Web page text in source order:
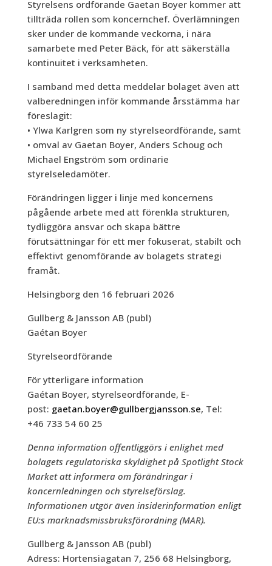
Styrelsens ordförande Gaetan Boyer kommer att
tillträda rollen som koncernchef. Överlämningen
sker under de kommande veckorna, i nära
samarbete med Peter Bäck, för att säkerställa
kontinuitet i verksamheten.
I samband med detta meddelar bolaget även att
valberedningen inför kommande årsstämma har
föreslagit:
• Ylwa Karlgren som ny styrelseordförande, samt
• omval av Gaetan Boyer, Anders Schoug och
Michael Engström som ordinarie
styrelseledamöter.
Förändringen ligger i linje med koncernens
pågående arbete med att förenkla strukturen,
tydliggöra ansvar och skapa bättre
förutsättningar för ett mer fokuserat, stabilt och
effektivt genomförande av bolagets strategi
framåt.
Helsingborg den 16 februari 2026
Gullberg & Jansson AB (publ)
Gaétan Boyer
Styrelseordförande
För ytterligare information
Gaétan Boyer, styrelseordförande, E-
post: gaetan.boyer@gullbergjansson.se, Tel:
+46 733 54 60 25
Denna information offentliggörs i enlighet med
bolagets regulatoriska skyldighet på Spotlight Stock
Market att informera om förändringar i
koncernledningen och styrelseförslag.
Informationen utgör även insiderinformation enligt
EU:s marknadsmissbruksförordning (MAR).
Gullberg & Jansson AB (publ)
Adress: Hortensiagatan 7, 256 68 Helsingborg,